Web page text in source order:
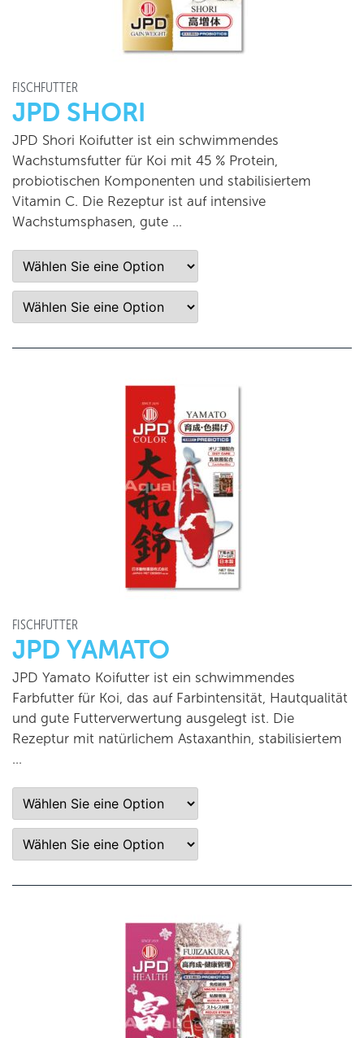
FISCHFUTTER
JPD SHORI
JPD Shori Koifutter ist ein schwimmendes
Wachstumsfutter für Koi mit 45 % Protein,
probiotischen Komponenten und stabilisiertem
Vitamin C. Die Rezeptur ist auf intensive
Wachstumsphasen, gute …
FISCHFUTTER
JPD YAMATO
JPD Yamato Koifutter ist ein schwimmendes
Farbfutter für Koi, das auf Farbintensität, Hautqualität
und gute Futterverwertung ausgelegt ist. Die
Rezeptur mit natürlichem Astaxanthin, stabilisiertem
…